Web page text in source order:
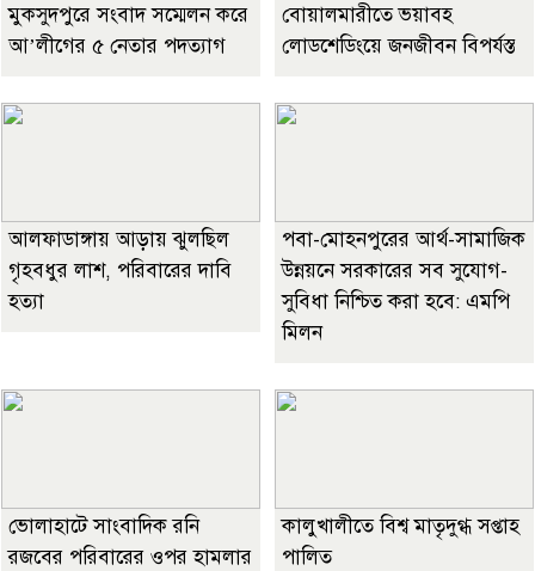
মুকসুদপুরে সংবাদ সম্মেলন করে
আ’লীগের ৫ নেতার পদত্যাগ
বোয়ালমারীতে ভয়াবহ
লোডশেডিংয়ে জনজীবন বিপর্যস্ত
আলফাডাঙ্গায় আড়ায় ঝুলছিল
গৃহবধুর লাশ, পরিবারের দাবি
হত্যা
পবা-মোহনপুরের আর্থ-সামাজিক
উন্নয়নে সরকারের সব সুযোগ-
সুবিধা নিশ্চিত করা হবে: এমপি
মিলন
ভোলাহাটে সাংবাদিক রনি
রজবের পরিবারের ওপর হামলার
কালুখালীতে বিশ্ব মাতৃদুগ্ধ সপ্তাহ
পালিত